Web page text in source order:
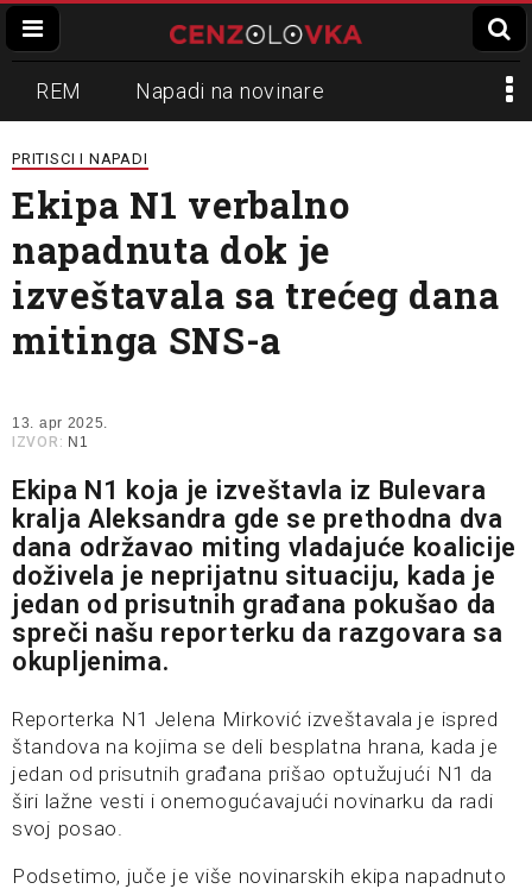
REM Napadi na novinare
Zvučni top
Propaganda Lokalni mediji
Informer Slavko Ćuruvija
PRITISCI I NAPADI
Ekipa N1 verbalno
napadnuta dok je
izveštavala sa trećeg dana
mitinga SNS-a
13. apr 2025.
IZVOR: N1
Ekipa N1 koja je izveštavla iz Bulevara
kralja Aleksandra gde se prethodna dva
dana održavao miting vladajuće koalicije
doživela je neprijatnu situaciju, kada je
jedan od prisutnih građana pokušao da
spreči našu reporterku da razgovara sa
okupljenima.
Reporterka N1 Jelena Mirković izveštavala je ispred
štandova na kojima se deli besplatna hrana, kada je
jedan od prisutnih građana prišao optužujući N1 da
širi lažne vesti i onemogućavajući novinarku da radi
svoj posao.
Podsetimo, juče je više novinarskih ekipa napadnuto